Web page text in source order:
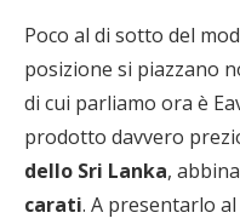
Poco al di sotto del
posizione si piazzano
di cui parliamo ora è
prodotto davvero
dello Sri Lanka,
carati. A presentarlo